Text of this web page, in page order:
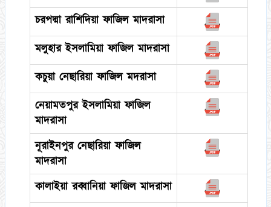
চরপদ্মা রাশিদিয়া ফাজিল মাদরাসা
মলুহার ইসলামিয়া ফাজিল মাদরাসা
কচুয়া নেছারিয়া ফাজিল মদরাসা
নেয়ামতপুর ইসলামিয়া ফাজিল
মাদরাসা
নূরাইনপুর নেছারিয়া ফাজিল
মাদরাসা
কালাইয়া রব্বানিয়া ফাজিল মাদরাসা